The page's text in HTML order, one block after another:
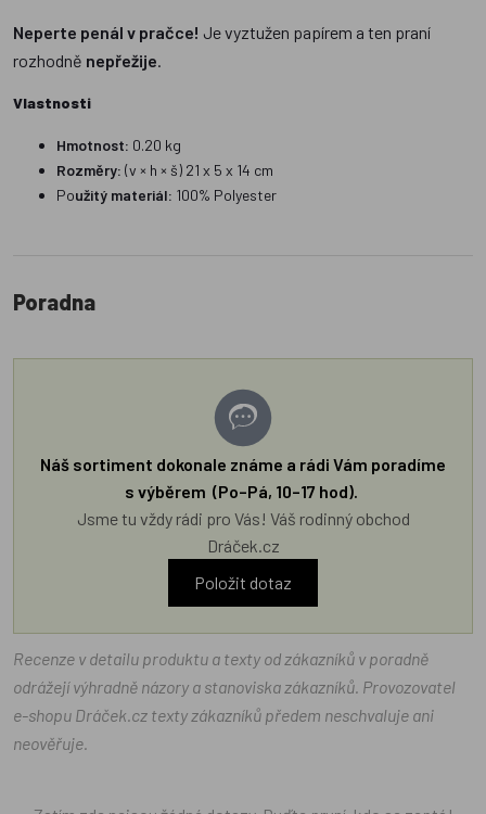
Neperte penál v pračce! Je vyztužen papírem a ten praní
rozhodně nepřežije
Vlastnosti
Hmotnost: 0.20 kg
Rozměry: (v × h × š) 21 x 5 x 14 cm
Použitý materiál: 100% Polyester
Poradna
Náš sortiment dokonale známe a rádi Vám poradíme
s výběrem (Po–Pá, 10–17 hod).
Jsme tu vždy rádi pro Vás! Váš rodinný obchod
Dráček.cz
Položit dotaz
Recenze v detailu produktu a texty od zákazníků v poradně
odrážejí výhradně názory a stanoviska zákazníků. Provozovatel
e-shopu Dráček.cz texty zákazníků předem neschvaluje ani
neověřuje.